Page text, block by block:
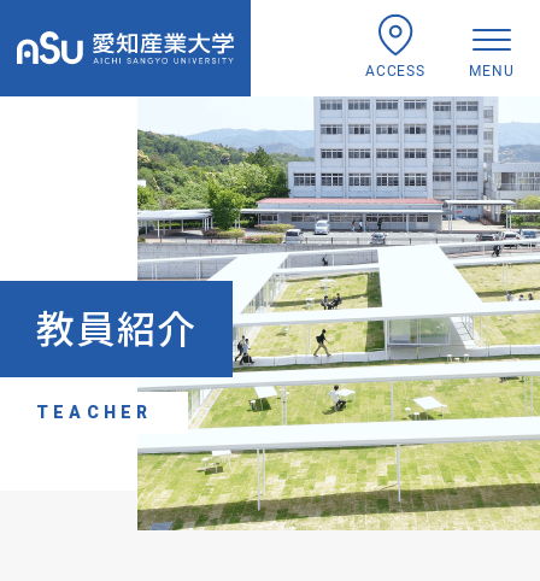
ACCESS MENU
教員紹介
TEACHER